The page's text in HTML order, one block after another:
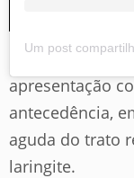
Recentemente
apresentação
antecedência,
aguda do trato
laringite.